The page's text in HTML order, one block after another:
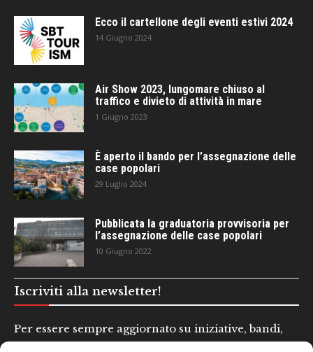
Ecco il cartellone degli eventi estivi 2024
14 Giugno 2024
Air Show 2023, lungomare chiuso al
traffico e divieto di attività in mare
1 Giugno 2023
È aperto il bando per l’assegnazione delle
case popolari
29 Luglio 2024
Pubblicata la graduatoria provvisoria per
l’assegnazione delle case popolari
10 Giugno 2022
Iscriviti alla newsletter!
Per essere sempre aggiornato su iniziative, bandi,